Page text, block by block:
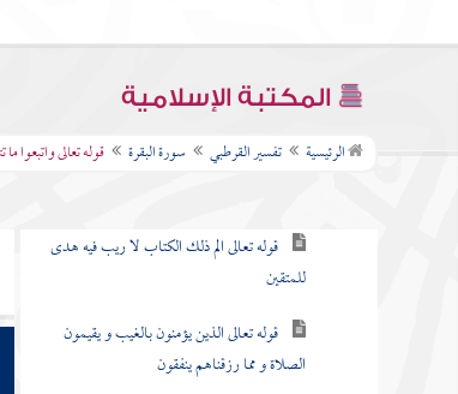
المكتبة الإسلامية
الرئيسية تفسير القرطبي سورة البقرة قوله تعالى واتبعوا
سورة الفاتحة
سورة البقرة
قوله تعالى الم ذلك الكتاب لا ريب فيه هدى
للمتقين
قوله تعالى الذين يؤمنون بالغيب و يقيمون
الصلاة و مما رزقناهم ينفقون